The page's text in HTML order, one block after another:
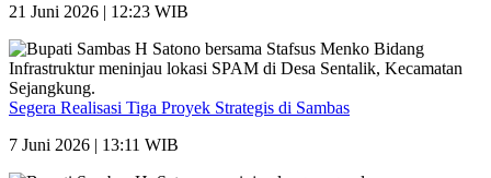
21 Juni 2026 | 12:23 WIB
Segera Realisasi Tiga Proyek Strategis di Sambas
7 Juni 2026 | 13:11 WIB